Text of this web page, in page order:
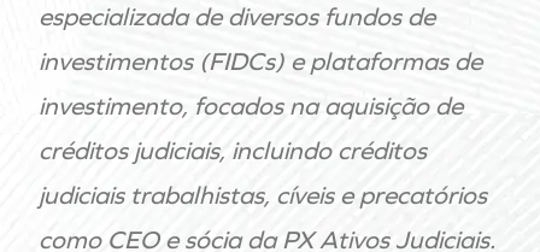
especializada de diversos fundos de
investimentos (FIDCs) e plataformas de
investimento, focados na aquisição de
créditos judiciais, incluindo créditos
judiciais trabalhistas, cíveis e precatórios
como CEO e sócia da PX Ativos Judiciais.